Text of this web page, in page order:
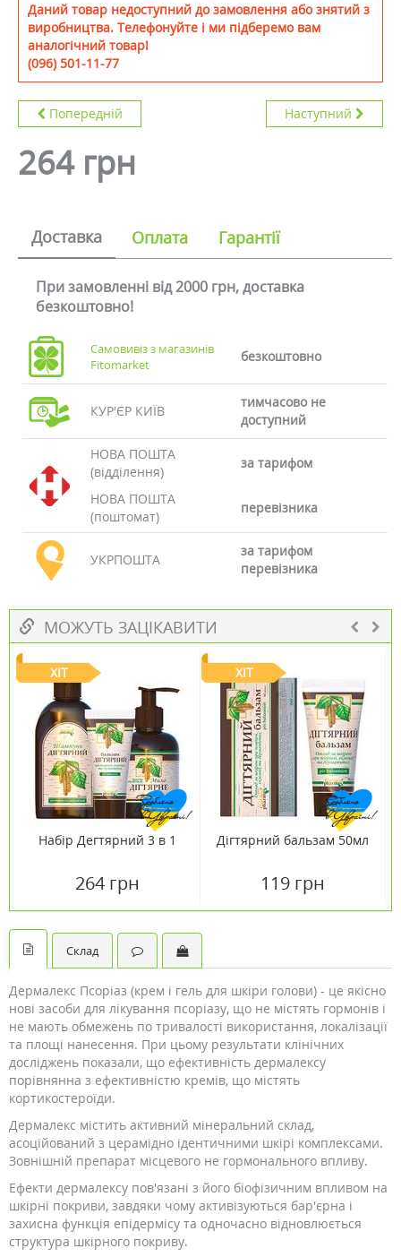
Даний товар недоступний до замовлення або знятий з
виробництва. Телефонуйте і ми підберемо вам
аналогічний товар!
(096) 501-11-77
Попередній Наступний
264 грн
Доставка Оплата Гарантії
При замовленні від 2000 грн, доставка
безкоштовно!
Самовивіз з магазинів
Fitomarket
безкоштовно
КУР'ЄР КИЇВ
тимчасово не
доступний
НОВА ПОШТА
(відділення)
за тарифом
НОВА ПОШТА
(поштомат)
перевізника
УКРПОШТА
за тарифом
перевізника
МОЖУТЬ ЗАЦІКАВИТИ
ХІТ
Набір Дегтярний 3 в 1
264 грн
ХІТ
Дігтярний бальзам 50мл
119 грн
Склад
Дермалекс Псоріаз (крем і гель для шкіри голови) - це якісно
нові засоби для лікування псоріазу, що не містять гормонів і
не мають обмежень по тривалості використання, локалізації
та площі нанесення. При цьому результати клінічних
досліджень показали, що ефективність дермалексу
порівнянна з ефективністю кремів, що містять
кортикостероїди.
Дермалекс містить активний мінеральний склад,
асоційований з церамідно ідентичними шкірі комплексами.
Зовнішній препарат місцевого не гормонального впливу.
Ефекти дермалексу пов'язані з його біофізичним впливом на
шкірні покриви, завдяки чому активізуються бар'єрна і
захисна функція епідермісу та одночасно відновлюється
структура шкірного покриву.